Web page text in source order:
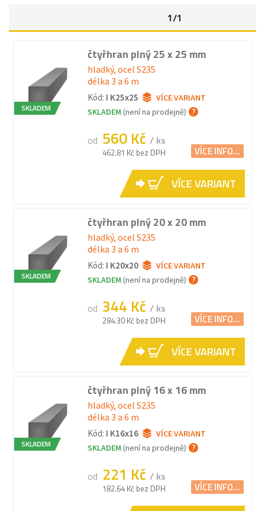
1/1
SKLADEM
čtyřhran plný 25 x 25 mm
hladký, ocel S235
délka 3 a 6 m
Kód: I K25x25
VÍCE VARIANT
SKLADEM (není na prodejně)
od 560 Kč / ks
462.81 Kč bez DPH VÍCE INFO...
VÍCE VARIANT
SKLADEM
čtyřhran plný 20 x 20 mm
hladký, ocel S235
délka 3 a 6 m
Kód: I K20x20
VÍCE VARIANT
SKLADEM (není na prodejně)
od 344 Kč / ks
284.30 Kč bez DPH VÍCE INFO...
VÍCE VARIANT
SKLADEM
čtyřhran plný 16 x 16 mm
hladký, ocel S235
délka 3 a 6 m
Kód: I K16x16
VÍCE VARIANT
SKLADEM (není na prodejně)
od 221 Kč / ks
182.64 Kč bez DPH VÍCE INFO...